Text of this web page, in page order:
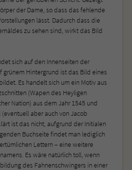
der Dame, so dass das fehlende
lässt. Dadurch dass die
zu sehen sind, wirkt das Bild
sich auf den Innenseiten der
grünem Hintergrund ist das Bild eines
Es handelt sich um ein Motiv aus
(Wapen des Heyligen
Nation) aus dem Jahr 1545 und
aber auch von Jacob
ist das nicht, aufgrund der Initialen
Buchseite findet man lediglich
Lettern – eine weitere
Es wäre natürlich toll, wenn
des Fahnenschwingers in einer